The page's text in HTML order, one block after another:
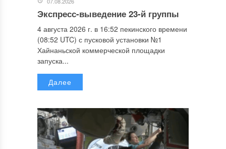
Экспресс-выведение 23-й группы
4 августа 2026 г. в 16:52 пекинского времени
(08:52 UTC) с пусковой установки №1
Хайнаньской коммерческой площадки
запуска...
Далее